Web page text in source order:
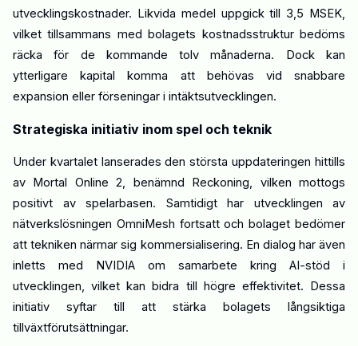
utvecklingskostnader. Likvida medel uppgick till 3,5 MSEK,
vilket tillsammans med bolagets kostnadsstruktur bedöms
räcka för de kommande tolv månaderna. Dock kan
ytterligare kapital komma att behövas vid snabbare
expansion eller förseningar i intäktsutvecklingen.
Strategiska initiativ inom spel och teknik
Under kvartalet lanserades den största uppdateringen hittills
av Mortal Online 2, benämnd Reckoning, vilken mottogs
positivt av spelarbasen. Samtidigt har utvecklingen av
nätverkslösningen OmniMesh fortsatt och bolaget bedömer
att tekniken närmar sig kommersialisering. En dialog har även
inletts med NVIDIA om samarbete kring AI-stöd i
utvecklingen, vilket kan bidra till högre effektivitet. Dessa
initiativ syftar till att stärka bolagets långsiktiga
tillväxtförutsättningar.